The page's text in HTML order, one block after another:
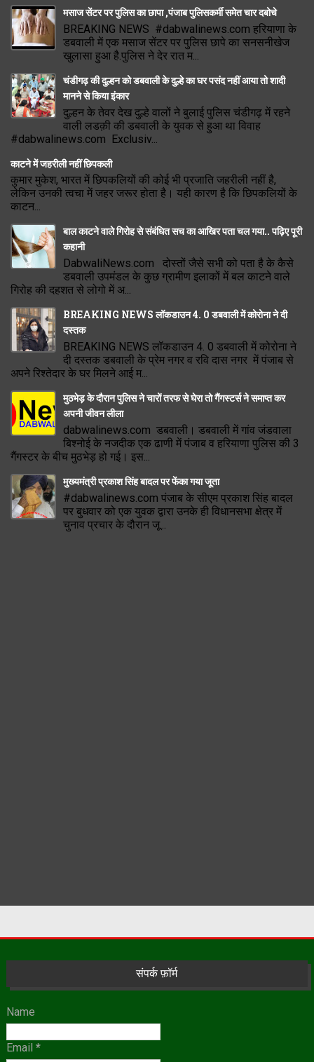
मसाज सेंटर पर पुलिस का छापा ,पंजाब पुलिसकर्मी समेत चार दबोचे
BREAKING NEWS #dabwalinews.com हरियाणा के
डबवाली में एक मसाज सेंटर पर पुलिस छापे का सनसनीखेज
खुलासा हुआ है.पुलिस ने देर रात म...
चंडीगढ़ की दुल्हन को डबवाली के दुल्हे का घर पसंद नहीं आया तो शादी
मानने से किया इंकार
दुल्हन के तेवर देख दुल्हे वालों ने बुलाई पुलिस चंडीगढ़ में रहने
वाली लडक़ी की डबवाली के युवक से हुआ था विवाह
#dabwalinews.com Exclusiv...
काटने में जहरीली नहीं छिपकली
कुमार मुकेश, भारत में छिपकलियों की कोई भी प्रजाति जहरीली नहीं है,
लेकिन उनकी त्वचा में जहर जरूर होता है। यही कारण है कि छिपकलियों के
काटन...
बाल काटने वाले गिरोह से संबंधित सच का आखिर पता चल गया.. पढ़िए पूरी
कहानी
DabwaliNews.com दोस्तों जैसे सभी को पता है के कैसे
डबवाली उपमंडल के कुछ ग्रामीण इलाकों में बल काटने वाले
गिरोह की दहशत से लोगो में अ...
BREAKING NEWS लॉकडाउन 4. 0 डबवाली में कोरोना ने दी
दस्तक
BREAKING NEWS लॉकडाउन 4. 0 डबवाली में कोरोना ने
दी दस्तक डबवाली के प्रेम नगर व रवि दास नगर में पंजाब से
अपने रिश्तेदार के घर मिलने आई म...
मुठभेड़ के दौरान पुलिस ने चारों तरफ से घेरा तो गैंगस्टर्स ने समाप्त कर
अपनी जीवन लीला
dabwalinews.com डबवाली। डबवाली में गांव जंडवाला
बिश्नोई के नजदीक एक ढाणी में पंजाब व हरियाणा पुलिस की 3
गैंगस्टर के बीच मुठभेड़ हो गई। इस...
मुख्यमंत्री प्रकाश सिंह बादल पर फेंका गया जूता
#dabwalinews.com पंजाब के सीएम प्रकाश सिंह बादल
पर बुधवार को एक युवक द्वारा उनके ही विधानसभा क्षेत्र में
चुनाव प्रचार के दौरान जू...
संपर्क फ़ॉर्म
Name
Email *